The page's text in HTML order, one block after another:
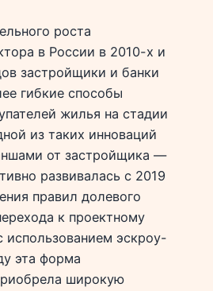
роста
в России в 2010-х и
застройщики и банки
гибкие способы
жилья на стадии
из таких инноваций
от застройщика —
развивалась с 2019
правил долевого
к проектному
использованием эскроу-
эта форма
широкую